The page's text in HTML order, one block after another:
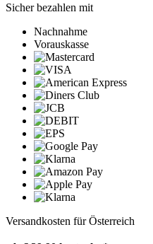
Sicher bezahlen mit
Nachnahme
Vorauskasse
Versandkosten für Österreich